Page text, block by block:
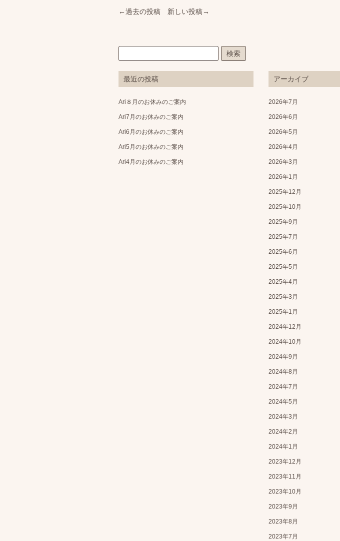
←過去の投稿 新しい投稿→
最近の投稿
Ari８月のお休みのご案内
Ari7月のお休みのご案内
Ari6月のお休みのご案内
Ari5月のお休みのご案内
Ari4月のお休みのご案内
アーカイブ
2026年7月
2026年6月
2026年5月
2026年4月
2026年3月
2026年1月
2025年12月
2025年10月
2025年9月
2025年7月
2025年6月
2025年5月
2025年4月
2025年3月
2025年1月
2024年12月
2024年10月
2024年9月
2024年8月
2024年7月
2024年5月
2024年3月
2024年2月
2024年1月
2023年12月
2023年11月
2023年10月
2023年9月
2023年8月
2023年7月